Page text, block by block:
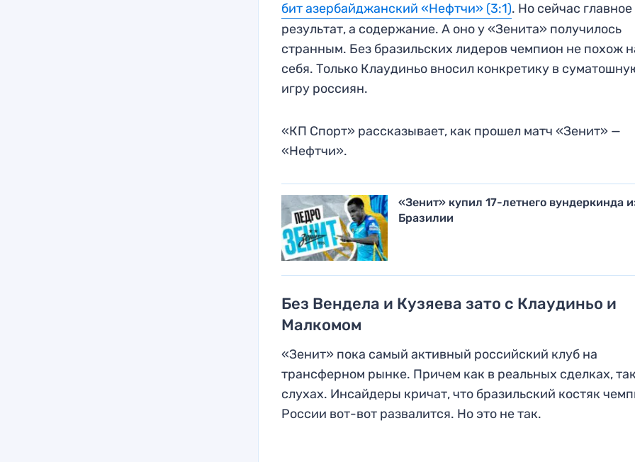
бит азербайджанский «Нефтчи» (3:1). Но сейчас
результат, а содержание. А оно у «Зенита» получилось
странным. Без бразильских лидеров чемпион не похож
себя. Только Клаудиньо вносил конкретику в
игру россиян.
«КП Спорт» рассказывает, как прошел матч «Зенит» —
«Нефтчи».
«Зенит» купил 17-летнего вундеркинда
Бразилии
Без Вендела и Кузяева зато с Клаудиньо и
Малкомом
«Зенит» пока самый активный российский клуб на
трансферном рынке. Причем как в реальных сделках,
слухах. Инсайдеры кричат, что бразильский костяк
России вот-вот развалится. Но это не так.